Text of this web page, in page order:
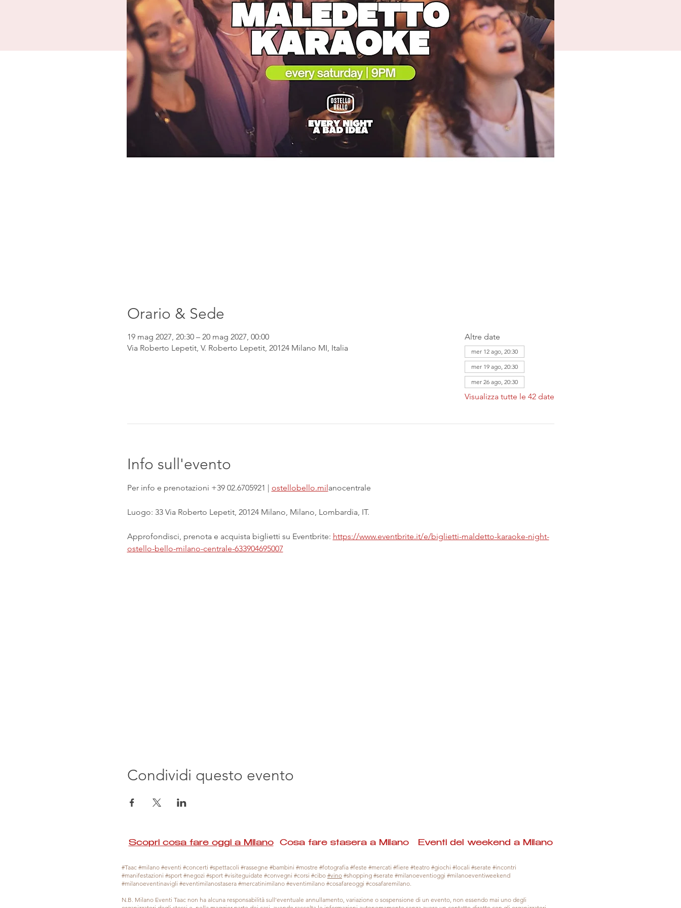
Orario & Sede
19 mag 2027, 20:30 – 20 mag 2027, 00:00
Via Roberto Lepetit, V. Roberto Lepetit, 20124 Milano MI, Italia
Altre date
mer 12 ago, 20:30
mer 19 ago, 20:30
mer 26 ago, 20:30
Visualizza tutte le 42 date
Info sull'evento
Per info e prenotazioni +39 02.6705921 | ostellobello.milanocentrale
Luogo: 33 Via Roberto Lepetit, 20124 Milano, Milano, Lombardia, IT.
Approfondisci, prenota e acquista biglietti su Eventbrite: https://www.eventbrite.it/e/biglietti-maldetto-karaoke-night-
ostello-bello-milano-centrale-633904695007
Condividi questo evento
Scopri cosa fare oggi a MilanoCosa fare stasera a Milano Eventi del weekend a Milano
#Taac #milano #eventi #concerti #spettacoli #rassegne #bambini #mostre #fotografia #feste #mercati #fiere #teatro #giochi #locali #serate #incontri
#manifestazioni #sport #negozi #sport #visiteguidate #convegni #corsi #cibo #vino #shopping #serate #milanoeventioggi #milanoeventiweekend
#milanoeventinavigli #eventimilanostasera #mercatinimilano #eventimilano #cosafareoggi #cosafaremilano.
N.B. Milano Eventi Taac non ha alcuna responsabilità sull'eventuale annullamento, variazione o sospensione di un evento, non essendo mai uno degli